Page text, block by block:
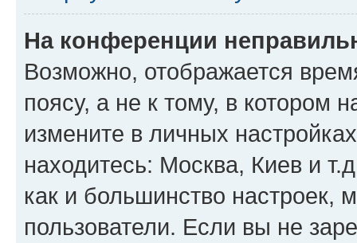
На конференции
Возможно, отображается
поясу, а не к тому, в котором
измените в личных
находитесь: Москва, Киев и
как и большинство настроек,
пользователи. Если вы не